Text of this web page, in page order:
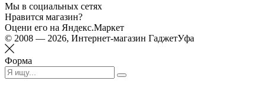
Мы в социальных сетях
Нравится магазин?
Оцени его на Яндекс.Маркет
© 2008 — 2026, Интернет-магазин ГаджетУфа
Форма